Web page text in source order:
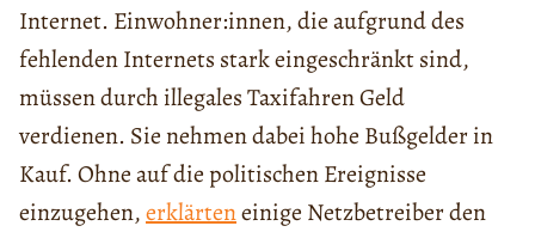
Internet. Einwohner:innen, die aufgrund des
fehlenden Internets stark eingeschränkt sind,
müssen durch illegales Taxifahren Geld
verdienen. Sie nehmen dabei hohe Bußgelder in
Kauf. Ohne auf die politischen Ereignisse
einzugehen,erklärteneinige Netzbetreiber den